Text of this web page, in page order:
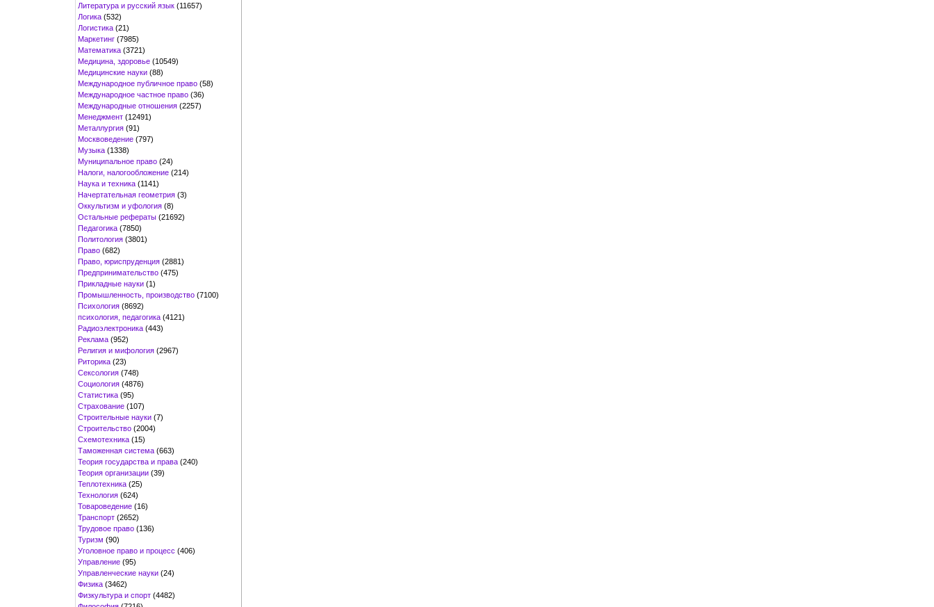
Литература и русский язык (11657)
Логика (532)
Логистика (21)
Маркетинг (7985)
Математика (3721)
Медицина, здоровье (10549)
Медицинские науки (88)
Международное публичное право (58)
Международное частное право (36)
Международные отношения (2257)
Менеджмент (12491)
Металлургия (91)
Москвоведение (797)
Музыка (1338)
Муниципальное право (24)
Налоги, налогообложение (214)
Наука и техника (1141)
Начертательная геометрия (3)
Оккультизм и уфология (8)
Остальные рефераты (21692)
Педагогика (7850)
Политология (3801)
Право (682)
Право, юриспруденция (2881)
Предпринимательство (475)
Прикладные науки (1)
Промышленность, производство (7100)
Психология (8692)
психология, педагогика (4121)
Радиоэлектроника (443)
Реклама (952)
Религия и мифология (2967)
Риторика (23)
Сексология (748)
Социология (4876)
Статистика (95)
Страхование (107)
Строительные науки (7)
Строительство (2004)
Схемотехника (15)
Таможенная система (663)
Теория государства и права (240)
Теория организации (39)
Теплотехника (25)
Технология (624)
Товароведение (16)
Транспорт (2652)
Трудовое право (136)
Туризм (90)
Уголовное право и процесс (406)
Управление (95)
Управленческие науки (24)
Физика (3462)
Физкультура и спорт (4482)